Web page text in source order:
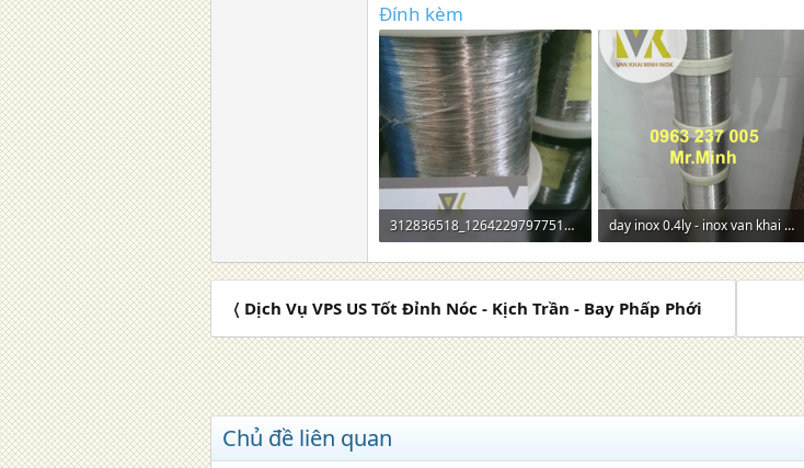
Đính kèm
312836518_1264229797751663_5269531344675544376_n.jpg
240,7 KB · Lượt xem: 0
day inox 0.4ly - inox van khai minh.png
425,3 KB · Lượt xem: 0
〈 Dịch Vụ VPS US Tốt Đỉnh Nóc - Kịch Trần - Bay Phấp Phới
Chủ đề liên quan